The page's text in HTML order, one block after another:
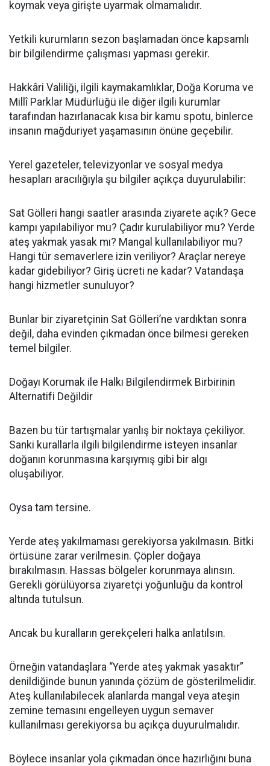
koymak veya girişte uyarmak olmamalıdır.
Yetkili kurumların sezon başlamadan önce kapsamlı
bir bilgilendirme çalışması yapması gerekir.
Hakkâri Valiliği, ilgili kaymakamlıklar, Doğa Koruma ve
Millî Parklar Müdürlüğü ile diğer ilgili kurumlar
tarafından hazırlanacak kısa bir kamu spotu, binlerce
insanın mağduriyet yaşamasının önüne geçebilir.
Yerel gazeteler, televizyonlar ve sosyal medya
hesapları aracılığıyla şu bilgiler açıkça duyurulabilir:
Sat Gölleri hangi saatler arasında ziyarete açık? Gece
kampı yapılabiliyor mu? Çadır kurulabiliyor mu? Yerde
ateş yakmak yasak mı? Mangal kullanılabiliyor mu?
Hangi tür semaverlere izin veriliyor? Araçlar nereye
kadar gidebiliyor? Giriş ücreti ne kadar? Vatandaşa
hangi hizmetler sunuluyor?
Bunlar bir ziyaretçinin Sat Gölleri’ne vardıktan sonra
değil, daha evinden çıkmadan önce bilmesi gereken
temel bilgiler.
Doğayı Korumak ile Halkı Bilgilendirmek Birbirinin
Alternatifi Değildir
Bazen bu tür tartışmalar yanlış bir noktaya çekiliyor.
Sanki kurallarla ilgili bilgilendirme isteyen insanlar
doğanın korunmasına karşıymış gibi bir algı
oluşabiliyor.
Oysa tam tersine.
Yerde ateş yakılmaması gerekiyorsa yakılmasın. Bitki
örtüsüne zarar verilmesin. Çöpler doğaya
bırakılmasın. Hassas bölgeler korunmaya alınsın.
Gerekli görülüyorsa ziyaretçi yoğunluğu da kontrol
altında tutulsun.
Ancak bu kuralların gerekçeleri halka anlatılsın.
Örneğin vatandaşlara “Yerde ateş yakmak yasaktır”
denildiğinde bunun yanında çözüm de gösterilmelidir.
Ateş kullanılabilecek alanlarda mangal veya ateşin
zemine temasını engelleyen uygun semaver
kullanılması gerekiyorsa bu açıkça duyurulmalıdır.
Böylece insanlar yola çıkmadan önce hazırlığını buna